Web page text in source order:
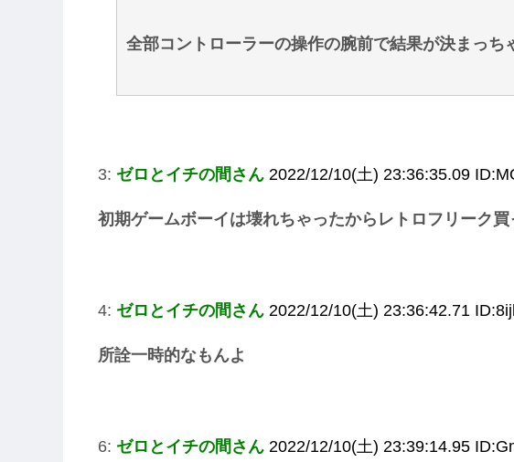
全部コントローラーの操作の腕前で結果が決まっち
3: ゼロとイチの間さん 2022/12/10(土) 23:36:35.09
初期ゲームボーイは壊れちゃったからレトロフリーク買
4: ゼロとイチの間さん 2022/12/10(土) 23:36:42.71
所詮一時的なもんよ
6: ゼロとイチの間さん 2022/12/10(土) 23:39:14.95